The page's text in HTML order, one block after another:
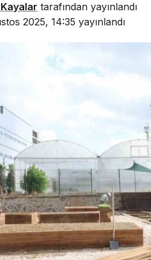
tarafından yayınlandı
2025, 14:35 yayınlandı